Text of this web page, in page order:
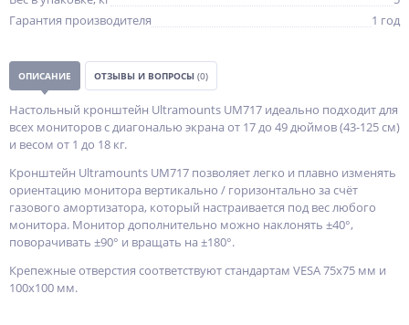
Гарантия производителя
1 год
ОПИСАНИЕ ОТЗЫВЫ И ВОПРОСЫ (0)
Настольный кронштейн Ultramounts UM717 идеально подходит для
всех мониторов с диагональю экрана от 17 до 49 дюймов (43-125 см)
и весом от 1 до 18 кг.
Кронштейн Ultramounts UM717 позволяет легко и плавно изменять
ориентацию монитора вертикально / горизонтально за счёт
газового амортизатора, который настраивается под вес любого
монитора. Монитор дополнительно можно наклонять ±40°,
поворачивать ±90° и вращать на ±180°.
Крепежные отверстия соответствуют стандартам VESA 75x75 мм и
100x100 мм.